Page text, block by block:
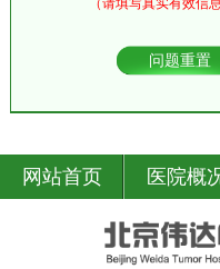
（请填写真实有效信
问题重置
网站首页 医院概